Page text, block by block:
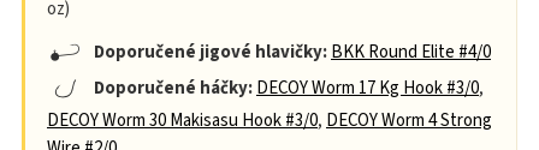
oz)
Doporučené jigové hlavičky:BKK Round Elite #4/0
Doporučené háčky:DECOY Worm 17 Kg Hook #3/0,
DECOY Worm 30 Makisasu Hook #3/0, DECOY Worm 4 Strong